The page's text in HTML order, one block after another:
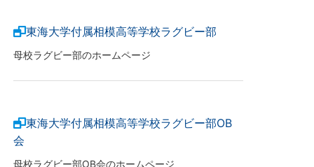
東海大学付属相模高等学校ラグビー部
母校ラグビー部のホームページ
東海大学付属相模高等学校ラグビー部OB
会
母校ラグビー部OB会のホームページ